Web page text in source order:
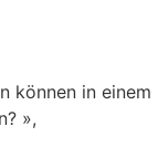
können in einem
»,